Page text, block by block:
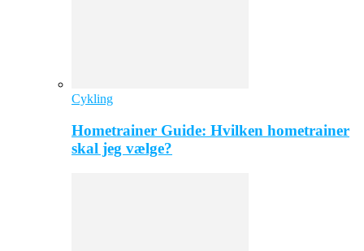
Cykling
Hometrainer Guide: Hvilken hometrainer
skal jeg vælge?